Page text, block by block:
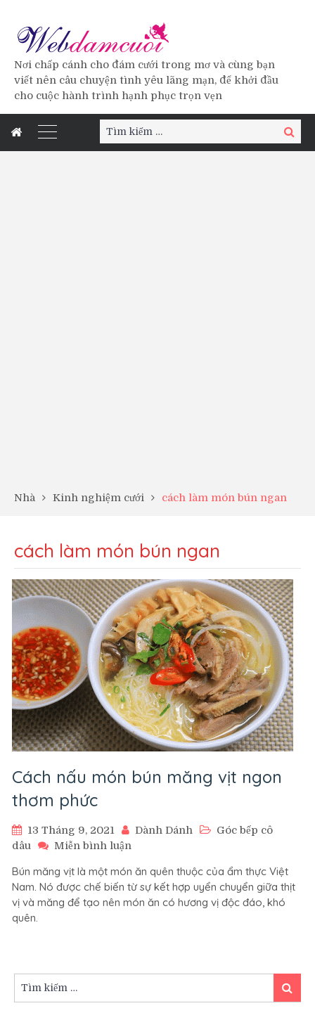
Nơi chấp cánh cho đám cưới trong mơ và cùng bạn
viết nên câu chuyện tình yêu lãng mạn, để khởi đầu
cho cuộc hành trình hạnh phục trọn vẹn
Tìm
kiếm:
Tìm
kiếm
Nhà Kinh nghiệm cưới cách làm món bún ngan
cách làm món bún ngan
Cách nấu món bún măng vịt ngon
thơm phức
13 Tháng 9, 2021 Dành Dánh
Góc bếp cô
dâu
Miễn bình luận
nấu
món
bún
phức
Bún măng vịt là một món ăn quên thuộc của ẩm thực Việt
Nam. Nó được chế biến từ sự kết hợp uyển chuyển giữa thịt
vị và măng để tạo nên món ăn có hương vị độc đáo, khó
quên.
kiếm:
Tìm
kiếm